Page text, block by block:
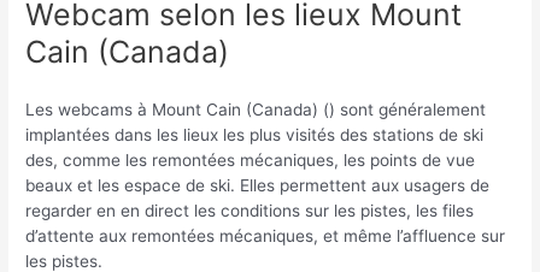
Webcam selon les lieux Mount
Cain (Canada)
Les webcams à Mount Cain (Canada) () sont généralement
implantées dans les lieux les plus visités des stations de ski
des, comme les remontées mécaniques, les points de vue
beaux et les espace de ski. Elles permettent aux usagers de
regarder en en direct les conditions sur les pistes, les files
d’attente aux remontées mécaniques, et même l’affluence sur
les pistes.